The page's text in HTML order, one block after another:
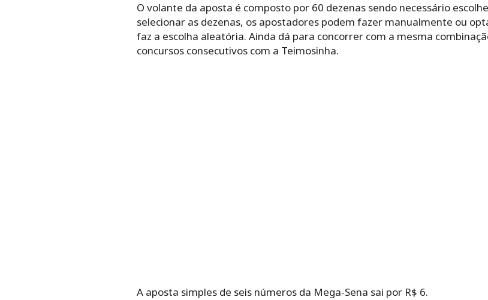
O volante da aposta é composto por 60 dezenas sendo necessário
selecionar as dezenas, os apostadores podem fazer manualmente ou
faz a escolha aleatória. Ainda dá para concorrer com a mesma
concursos consecutivos com a Teimosinha.
A aposta simples de seis números da Mega-Sena sai por R$ 6.